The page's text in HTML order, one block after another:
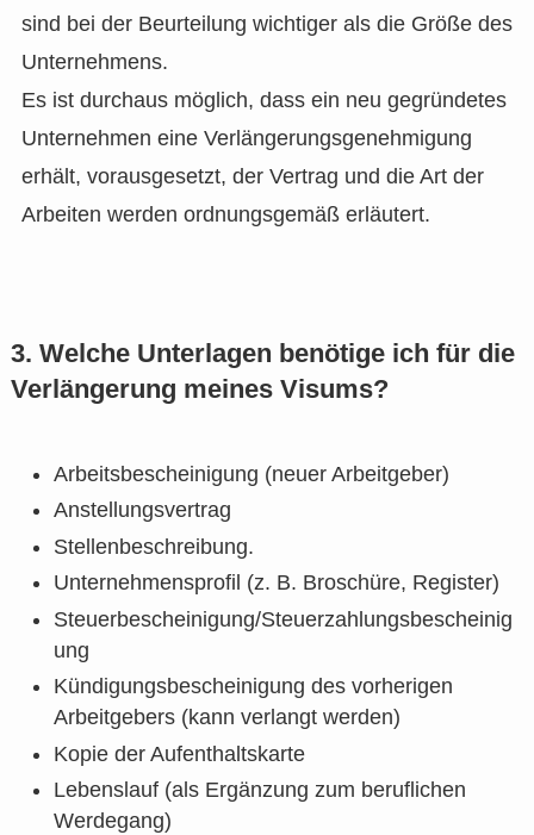
sind bei der Beurteilung wichtiger als die Größe des
Unternehmens.
Es ist durchaus möglich, dass ein neu gegründetes
Unternehmen eine Verlängerungsgenehmigung
erhält, vorausgesetzt, der Vertrag und die Art der
Arbeiten werden ordnungsgemäß erläutert.
3. Welche Unterlagen benötige ich für die
Verlängerung meines Visums?
Arbeitsbescheinigung (neuer Arbeitgeber)
Anstellungsvertrag
Stellenbeschreibung.
Unternehmensprofil (z. B. Broschüre, Register)
Steuerbescheinigung/Steuerzahlungsbescheinig
ung
Kündigungsbescheinigung des vorherigen
Arbeitgebers (kann verlangt werden)
Kopie der Aufenthaltskarte
Lebenslauf (als Ergänzung zum beruflichen
Werdegang)